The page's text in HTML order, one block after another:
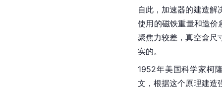
自此，加速器的建造解
使用的磁铁重量和造价
聚焦力较差，真空盒尺
实的。
1952年美国科学家柯
文，根据这个原理建造